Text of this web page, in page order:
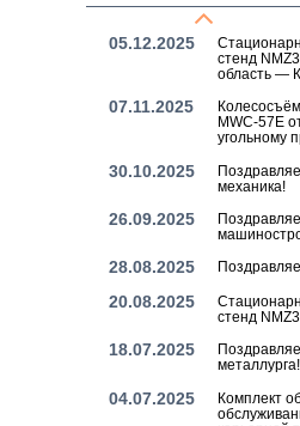
Новым
05.12.2025
стенд
область —
07.11.2025
MWC-57E
угольному
30.10.2025
механика!
26.09.2025
28.08.2025
20.08.2025
стенд
18.07.2025
металлурга!
04.07.2025
Комплект